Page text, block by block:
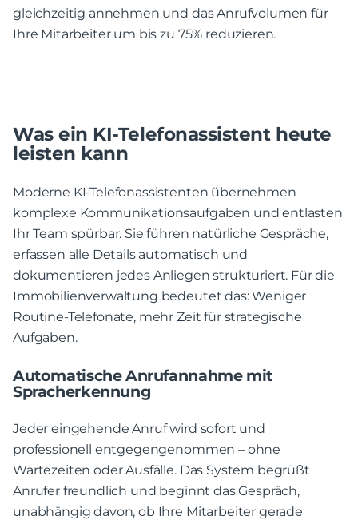
gleichzeitig annehmen und das Anrufvolumen für
Ihre Mitarbeiter um bis zu 75% reduzieren.
Was ein KI-Telefonassistent heute
leisten kann
Moderne KI-Telefonassistenten übernehmen
komplexe Kommunikationsaufgaben und entlasten
Ihr Team spürbar. Sie führen natürliche Gespräche,
erfassen alle Details automatisch und
dokumentieren jedes Anliegen strukturiert. Für die
Immobilienverwaltung bedeutet das: Weniger
Routine-Telefonate, mehr Zeit für strategische
Aufgaben.
Automatische Anrufannahme mit
Spracherkennung
Jeder eingehende Anruf wird sofort und
professionell entgegengenommen – ohne
Wartezeiten oder Ausfälle. Das System begrüßt
Anrufer freundlich und beginnt das Gespräch,
unabhängig davon, ob Ihre Mitarbeiter gerade